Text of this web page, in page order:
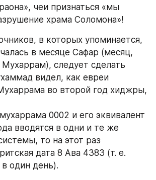
чеи признаться «мы
храма Соломона»!
в которых упоминается,
в месяце Сафар (месяц,
следует сделать
видел, как евреи
во второй год хиджры,
0002 и его эквивалент
вводятся в одни и те же
то на этот раз
дата 8 Ава 4383 (т. е.
в один день).